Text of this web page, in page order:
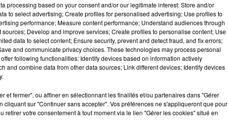
processing based on your consent and/or our legitimate interest: Store and/or
to select advertising; Create profiles for personalised advertising; Use profiles to
performance; Measure content performance; Understand audiences through
Develop and improve services; Create profiles to personalise content; Use
data to select content; Ensure security, prevent and detect fraud, and fix errors;
and communicate privacy choices. These technologies may process personal
following functionalities: Identify devices based on information actively
and combine data from other data sources; Link different devices; Identify devices
et fermer", ou affiner en sélectionnant les finalités et/ou partenaires dans "Gérer
cliquant sur "Continuer sans accepter". Vos préférences ne s'appliqueront que pour
retirer votre consentement à tout moment via le lien "Gérer les cookies" situé en